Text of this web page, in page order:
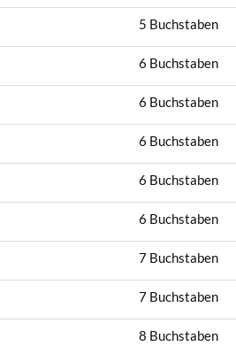
5 Buchstaben
6 Buchstaben
6 Buchstaben
6 Buchstaben
6 Buchstaben
6 Buchstaben
7 Buchstaben
7 Buchstaben
8 Buchstaben